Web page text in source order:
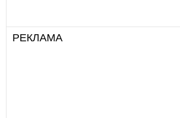
РЕКЛАМА